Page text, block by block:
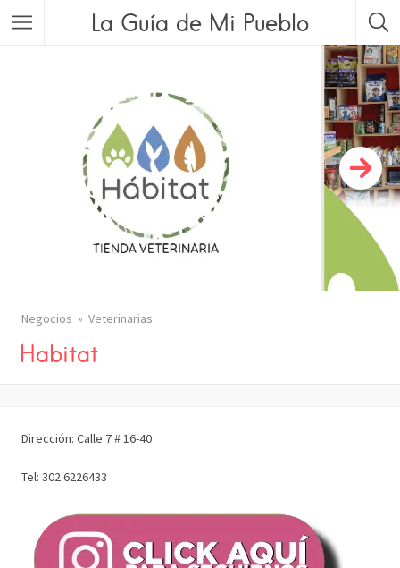
La Guía de Mi Pueblo
Negocios Veterinarias
Habitat
Dirección: Calle 7 # 16-40
Tel: 302 6226433